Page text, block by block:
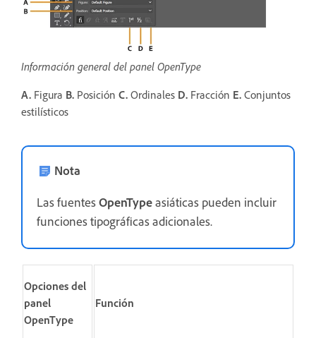
Información general del panel OpenType
A. Figura B. Posición C. Ordinales D. Fracción E. Conjuntos
estilísticos
Nota
Las fuentesOpenTypeasiáticas pueden incluir
funciones tipográficas adicionales.
Opciones del
panel
OpenType
Función